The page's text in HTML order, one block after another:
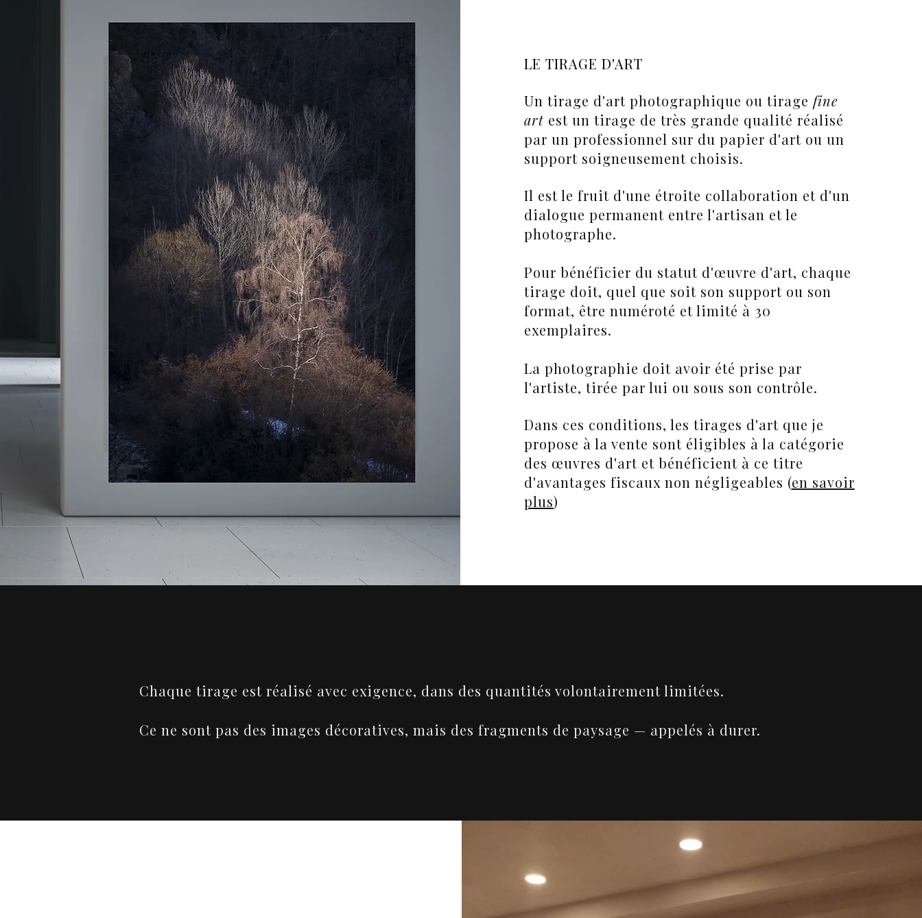
LE TIRAGE D'ART
Un tirage d'art photographique ou tirage fine
artest un tirage de très grande qualité réalisé
par un professionnel sur du papier d'art ou un
support soigneusement choisis.
Il est le fruit d'une étroite collaboration et d'un
dialogue permanent entre l'artisan et le
photographe.
Pour bénéficier du statut d'œuvre d'art, chaque
tirage doit, quel que soit son support ou son
format, être numéroté et limité à 30
exemplaires.
La photographie doit avoir été prise par
l'artiste, tirée par lui ou sous son contrôle.
Dans ces conditions, les tirages d'art que je
propose à la vente sont éligibles à la catégorie
des œuvres d'art et bénéficient à ce titre
d'avantages fiscaux non négligeables (en savoir
plus)
Chaque tirage est réalisé avec exigence, dans des quantités volontairement limitées.
Ce ne sont pas des images décoratives, mais des fragments de paysage — appelés à durer.